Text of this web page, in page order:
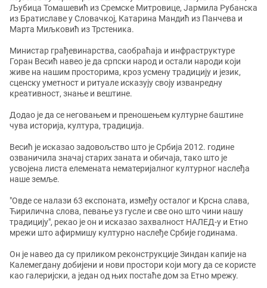
Љубица Томашевић из Сремске Митровице, Јармила Рубанска
из Братиславе у Словачкој, Катарина Мандић из Панчева и
Марта Миљковић из Трстеника.
Министар грађевинарства, саобраћаја и инфраструктуре
Горан Весић навео је да српски народ и остали народи који
живе на нашим просторима, кроз усмену традицију и језик,
сценску уметност и ритуале исказују своју изванредну
креативност, знање и вештине.
Додао је да се неговањем и преношењем културне баштине
чува историја, култура, традиција.
Весић је исказао задовољство што је Србија 2012. године
озваничила значај старих заната и обичаја, тако што је
усвојена листа елемената нематеријалног културног наслеђа
наше земље.
"Овде се налази 63 експоната, између осталог и Крсна слава,
Ћирилична слова, певање уз гусле и све оно што чини нашу
традицију", рекао је он и исказао захвалност НАЛЕД-у и Етно
мрежи што афирмишу културно наслеђе Србије годинама.
Он је навео да су приликом реконструкције Зиндан капије на
Калемегдану добијени и нови простори који могу да се користе
као галеријски, а један од њих постаће дом за Етно мрежу.